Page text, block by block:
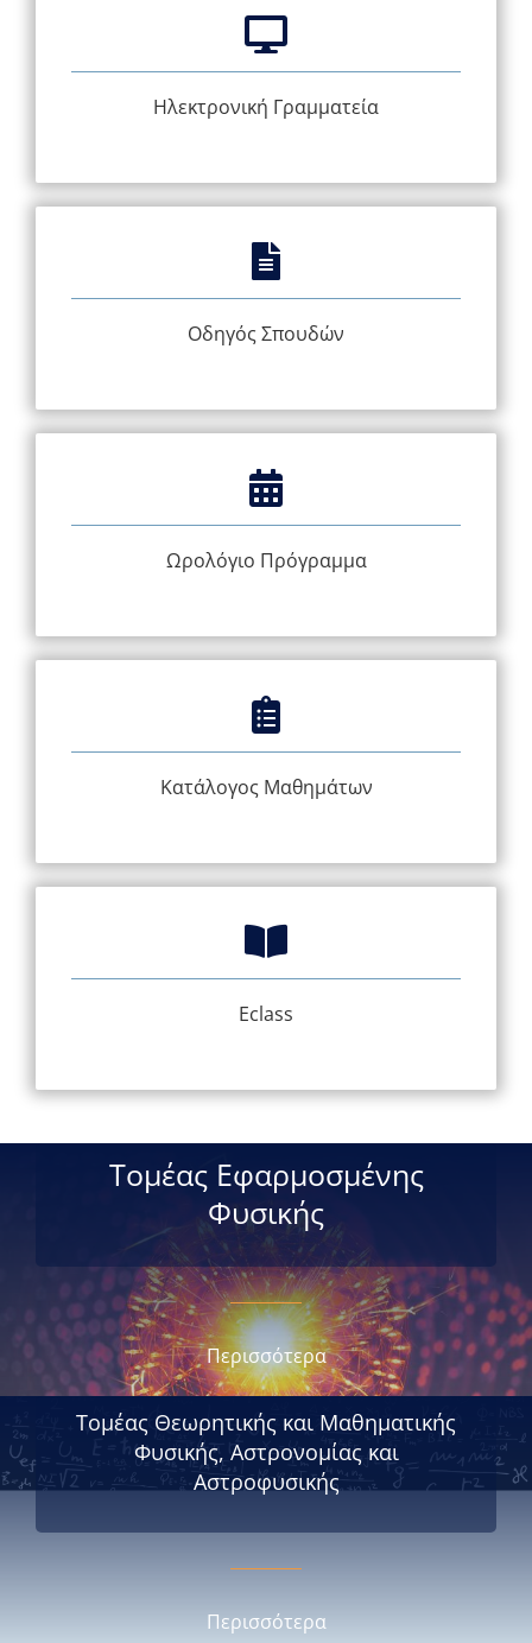
Ηλεκτρονική Γραμματεία
Οδηγός Σπουδών
Ωρολόγιο Πρόγραμμα
Κατάλογος Μαθημάτων
Eclass
Τομέας Εφαρμοσμένης
Φυσικής
Περισσότερα
Τομέας Θεωρητικής και Μαθηματικής
Φυσικής, Αστρονομίας και
Αστροφυσικής
Περισσότερα